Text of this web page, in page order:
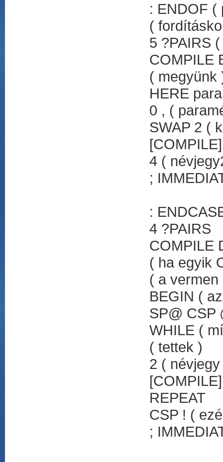
: ENDOF (
(
5 ?PAIRS
COMPILE
( megyünk
HERE
0 , (
SWAP 2 (
4 (
;
:
4 ?PAIRS
COMPILE
( ha egyik
( a
BEGIN (
SP@ CSP
WHILE (
( tettek )
2 (
REPEAT
CSP ! (
;